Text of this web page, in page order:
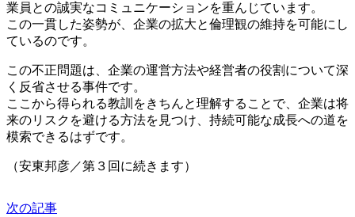
業員との誠実なコミュニケーションを重んじています。
この一貫した姿勢が、企業の拡大と倫理観の維持を可能にし
ているのです。
この不正問題は、企業の運営方法や経営者の役割について深
く反省させる事件です。
ここから得られる教訓をきちんと理解することで、企業は将
来のリスクを避ける方法を見つけ、持続可能な成長への道を
模索できるはずです。
（安東邦彦／第３回に続きます）
次の記事